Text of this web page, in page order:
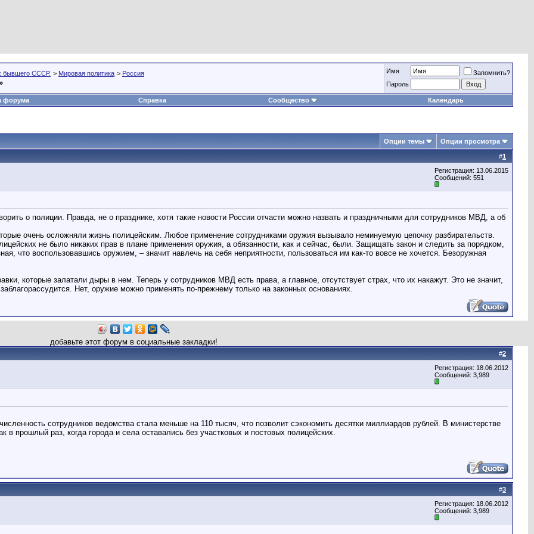
бывшего СССР. > Мировая политика > Россия Имя
Запомнить?
Пароль
форума Справка Сообщество Календарь
Опции темы Опции просмотра
#1
Регистрация: 13.06.2015
Сообщений: 551
о полиции. Правда, не о празднике, хотя такие новости России отчасти можно назвать и праздничными для сотрудников МВД, а об
очень осложняли жизнь полицейским. Любое применение сотрудниками оружия вызывало неминуемую цепочку разбирательств.
не было никаких прав в плане применения оружия, а обязанности, как и сейчас, были. Защищать закон и следить за порядком,
что воспользовавшись оружием, – значит навлечь на себя неприятности, пользоваться им как-то вовсе не хочется. Безоружная
которые залатали дыры в нем. Теперь у сотрудников МВД есть права, а главное, отсутствует страх, что их накажут. Это не значит,
Нет, оружие можно применять по-прежнему только на законных основаниях.
добавьте этот форум в социальные закладки!
#2
Регистрация: 18.06.2012
Сообщений: 3,989
сотрудников ведомства стала меньше на 110 тысяч, что позволит сэкономить десятки миллиардов рублей. В министерстве
в прошлый раз, когда города и села оставались без участковых и постовых полицейских.
#3
Регистрация: 18.06.2012
Сообщений: 3,989